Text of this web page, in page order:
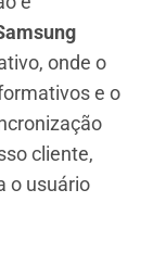
onde o
e o
cliente,
o usuário